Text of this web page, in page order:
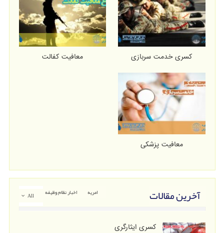
کسری خدمت سربازی معافیت کفالت
معافیت پزشکی
All آخرین مقالات اخبار نظام وظیفه امریه
کسری ایثارگری